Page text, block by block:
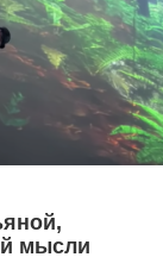
мысли